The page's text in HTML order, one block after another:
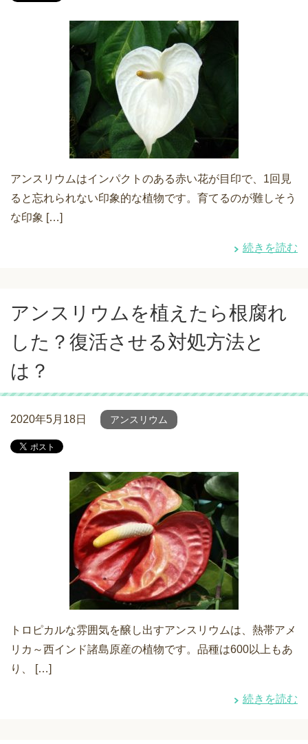
アンスリウムはインパクトのある赤い花が目印で、1回見
ると忘れられない印象的な植物です。育てるのが難しそう
な印象 […]
続きを読む
アンスリウムを植えたら根腐れ
した？復活させる対処方法と
は？
2020年5月18日 アンスリウム
トロピカルな雰囲気を醸し出すアンスリウムは、熱帯アメ
リカ～西インド諸島原産の植物です。品種は600以上もあ
り、 […]
続きを読む